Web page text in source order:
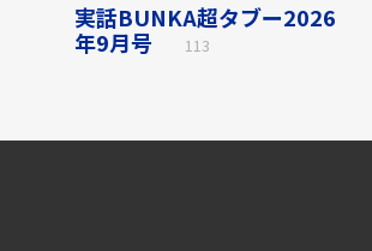
実話BUNKA超タブー2026
年9月号
113